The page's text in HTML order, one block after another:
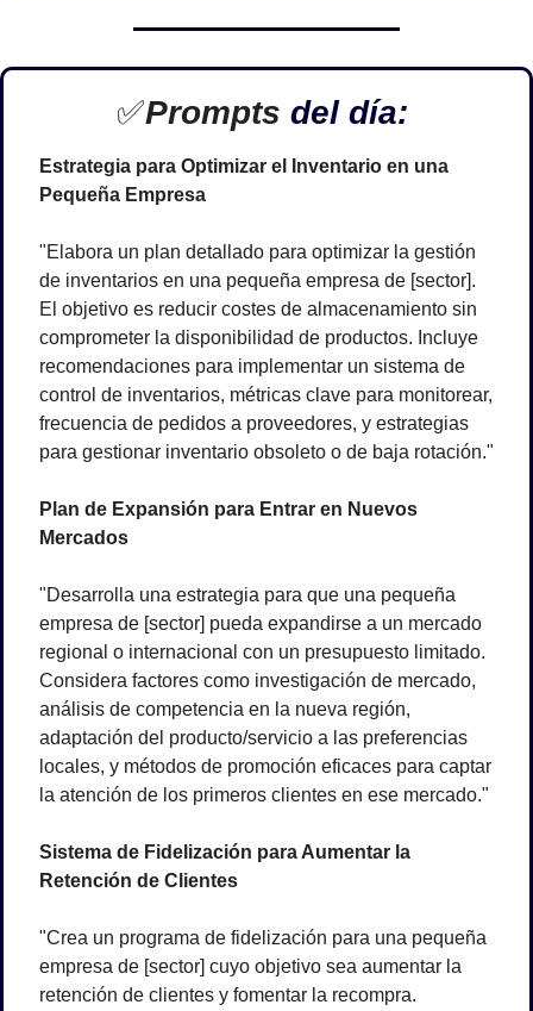
✅Prompts del día:
Estrategia para Optimizar el Inventario en una
Pequeña Empresa
"Elabora un plan detallado para optimizar la gestión
de inventarios en una pequeña empresa de [sector].
El objetivo es reducir costes de almacenamiento sin
comprometer la disponibilidad de productos. Incluye
recomendaciones para implementar un sistema de
control de inventarios, métricas clave para monitorear,
frecuencia de pedidos a proveedores, y estrategias
para gestionar inventario obsoleto o de baja rotación."
Plan de Expansión para Entrar en Nuevos
Mercados
"Desarrolla una estrategia para que una pequeña
empresa de [sector] pueda expandirse a un mercado
regional o internacional con un presupuesto limitado.
Considera factores como investigación de mercado,
análisis de competencia en la nueva región,
adaptación del producto/servicio a las preferencias
locales, y métodos de promoción eficaces para captar
la atención de los primeros clientes en ese mercado."
Sistema de Fidelización para Aumentar la
Retención de Clientes
"Crea un programa de fidelización para una pequeña
empresa de [sector] cuyo objetivo sea aumentar la
retención de clientes y fomentar la recompra.